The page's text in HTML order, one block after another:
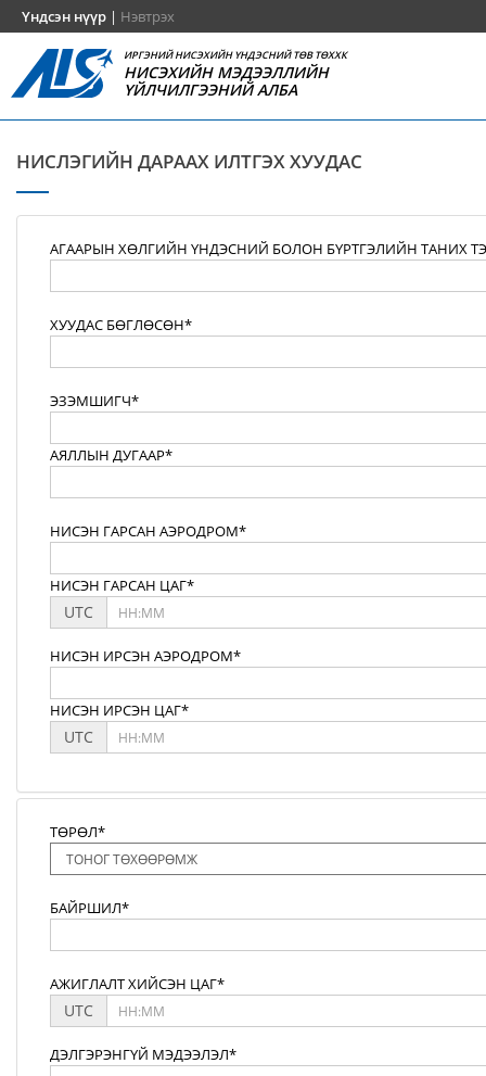
Үндсэн нүүр | Нэвтрэх
ИРГЭНИЙ НИСЭХИЙН ҮНДЭСНИЙ ТӨВ ТӨХХК
НИСЭХИЙН МЭДЭЭЛЛИЙН
ҮЙЛЧИЛГЭЭНИЙ АЛБА
НИСЛЭГИЙН ДАРААХ ИЛТГЭХ ХУУДАС
АГААРЫН ХӨЛГИЙН ҮНДЭСНИЙ БОЛОН БҮРТГЭЛИЙН ТАНИХ
ХУУДАС БӨГЛӨСӨН*
ЭЗЭМШИГЧ*
АЯЛЛЫН ДУГААР*
НИСЭН ГАРСАН АЭРОДРОМ*
НИСЭН ГАРСАН ЦАГ*
UTC
НИСЭН ИРСЭН АЭРОДРОМ*
НИСЭН ИРСЭН ЦАГ*
UTC
ТӨРӨЛ*
БАЙРШИЛ*
АЖИГЛАЛТ ХИЙСЭН ЦАГ*
UTC
ДЭЛГЭРЭНГҮЙ МЭДЭЭЛЭЛ*